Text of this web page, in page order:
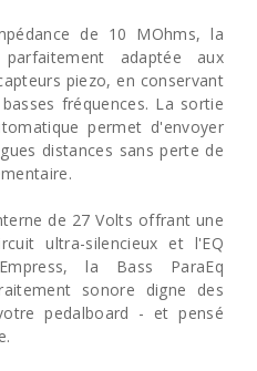
de 10 MOhms, la
adaptée aux
piezo, en conservant
fréquences. La sortie
permet d'envoyer
distances sans perte de
de 27 Volts offrant une
ultra-silencieux et l'EQ
la Bass ParaEq
sonore digne des
pedalboard - et pensé